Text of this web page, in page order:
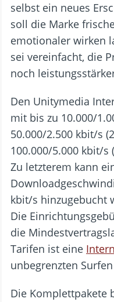
selbst ein neues
soll die Marke
emotionaler wirken
sei vereinfacht, die
noch
Den Unitymedia
mit bis zu 10.000/
50.000/2.500 kbit/s
100.000/5.000 kbit/s
Zu letzterem kann
kbit/s hinzugebucht
Die
die
Tarifen ist eine
unbegrenzten
Die Komplettpakete